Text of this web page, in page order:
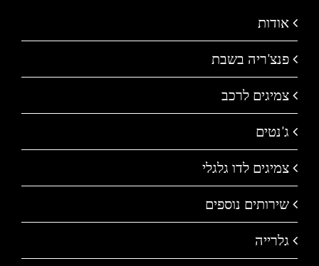
אודות
פנצ'ריה בשבת
צמיגים לרכב
ג'נטים
צמיגים לדו גלגלי
שירותים נוספים
גלרייה